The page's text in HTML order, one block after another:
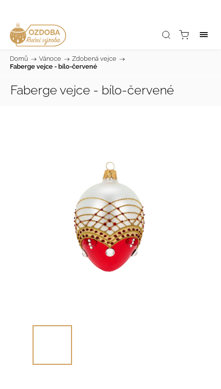
Domů / Vánoce / Zdobená vejce /
Faberge vejce - bílo-červené
Faberge vejce - bílo-červené